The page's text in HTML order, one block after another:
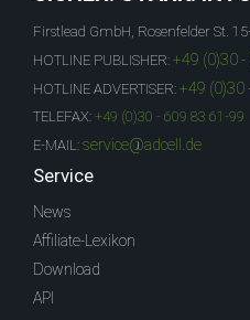
Firstlead GmbH, Rosenfelder St.
HOTLINE PUBLISHER: +49 (0)30
HOTLINE ADVERTISER: +49 (0)30
TELEFAX: +49 (0)30 - 609 83 61-99
E-MAIL: service@adcell.de
Service
News
Affiliate-Lexikon
Download
API